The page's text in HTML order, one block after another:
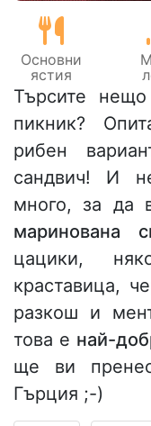
Основни
ястия
Търсите
пикник?
рибен
сандвич! И
много, за да
маринована
цацики,
краставица,
разкош и
това е най-
ще ви
Гърция ;-)